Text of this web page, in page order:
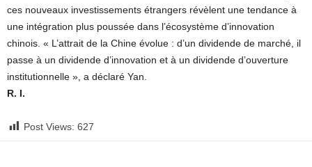
ces nouveaux investissements étrangers révèlent une tendance à
une intégration plus poussée dans l’écosystème d’innovation
chinois. « L’attrait de la Chine évolue : d’un dividende de marché, il
passe à un dividende d’innovation et à un dividende d’ouverture
institutionnelle », a déclaré Yan.
R. I.
Post Views: 627